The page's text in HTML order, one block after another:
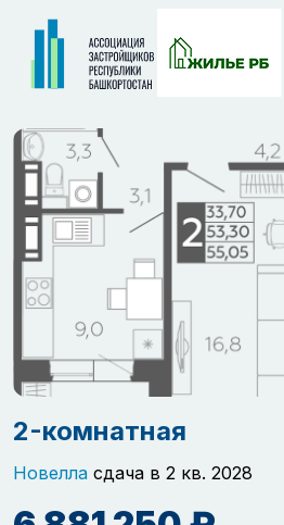
2-комнатная
Новелла сдача в 2 кв. 2028